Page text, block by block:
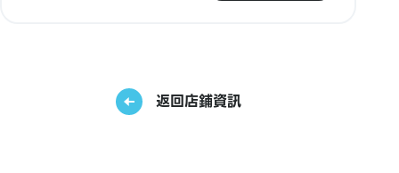
返回店鋪資訊